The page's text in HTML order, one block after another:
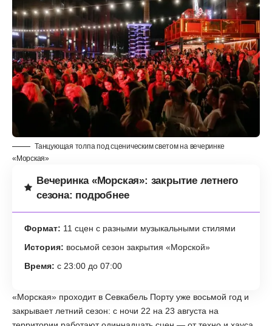
Танцующая толпа под сценическим светом на вечеринке
«Морская»
Вечеринка «Морская»: закрытие летнего
сезона: подробнее
Формат: 11 сцен с разными музыкальными стилями
История: восьмой сезон закрытия «Морской»
Время: с 23:00 до 07:00
«Морская» проходит в Севкабель Порту уже восьмой год и
закрывает летний сезон: с ночи 22 на 23 августа на